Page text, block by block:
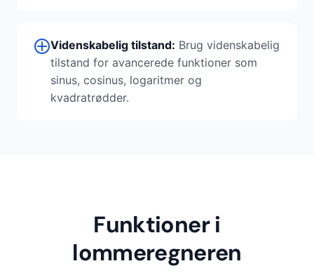
Videnskabelig tilstand: Brug videnskabelig
tilstand for avancerede funktioner som
sinus, cosinus, logaritmer og
kvadratrødder.
Funktioner i
lommeregneren